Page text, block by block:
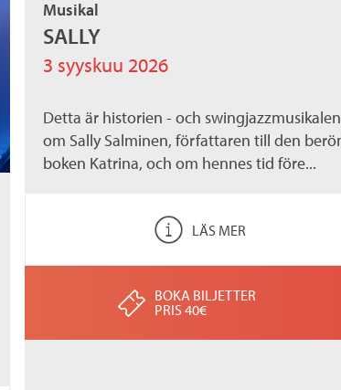
Musikal
SALLY
3 syyskuu 2026
Detta är historien - och
om Sally Salminen, författaren till den
boken Katrina, och om hennes tid före...
LÄS MER
BOKA BILJETTER
PRIS 40€